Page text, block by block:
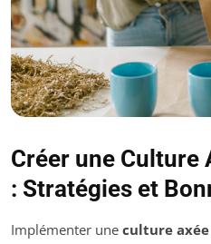
Créer une Culture
: Stratégies et
Implémenter une culture